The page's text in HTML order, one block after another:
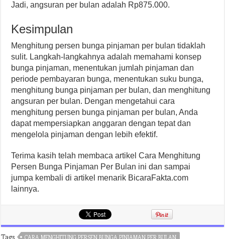
Jadi, angsuran per bulan adalah Rp875.000.
Kesimpulan
Menghitung persen bunga pinjaman per bulan tidaklah
sulit. Langkah-langkahnya adalah memahami konsep
bunga pinjaman, menentukan jumlah pinjaman dan
periode pembayaran bunga, menentukan suku bunga,
menghitung bunga pinjaman per bulan, dan menghitung
angsuran per bulan. Dengan mengetahui cara
menghitung persen bunga pinjaman per bulan, Anda
dapat mempersiapkan anggaran dengan tepat dan
mengelola pinjaman dengan lebih efektif.
Terima kasih telah membaca artikel Cara Menghitung
Persen Bunga Pinjaman Per Bulan ini dan sampai
jumpa kembali di artikel menarik BicaraFakta.com
lainnya.
Tags CARA MENGHITUNG PERSEN BUNGA PINJAMAN PER BULAN